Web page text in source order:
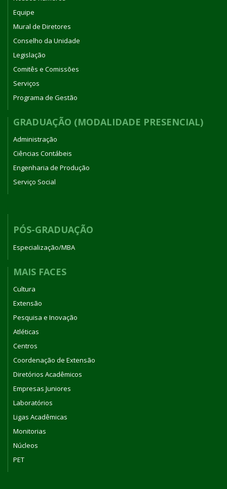
Equipe
Mural de Diretores
Conselho da Unidade
Legislação
Comitês e Comissões
Serviços
Programa de Gestão
GRADUAÇÃO (MODALIDADE PRESENCIAL)
Administração
Ciências Contábeis
Engenharia de Produção
Serviço Social
PÓS-GRADUAÇÃO
Especialização/MBA
MAIS FACES
Cultura
Extensão
Pesquisa e Inovação
Atléticas
Centros
Coordenação de Extensão
Diretórios Acadêmicos
Empresas Juniores
Laboratórios
Ligas Acadêmicas
Monitorias
Núcleos
PET